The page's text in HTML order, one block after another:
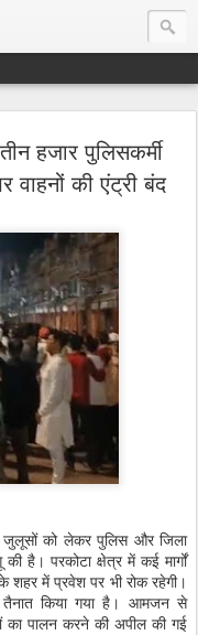
हजार पुलिसकर्मी
वाहनों की एंट्री बंद
जुलूसों को लेकर पुलिस और जिला
है। परकोटा क्षेत्र में कई मार्गों
शहर में प्रवेश पर भी रोक रहेगी।
तैनात किया गया है। आमजन से
का पालन करने की अपील की गई